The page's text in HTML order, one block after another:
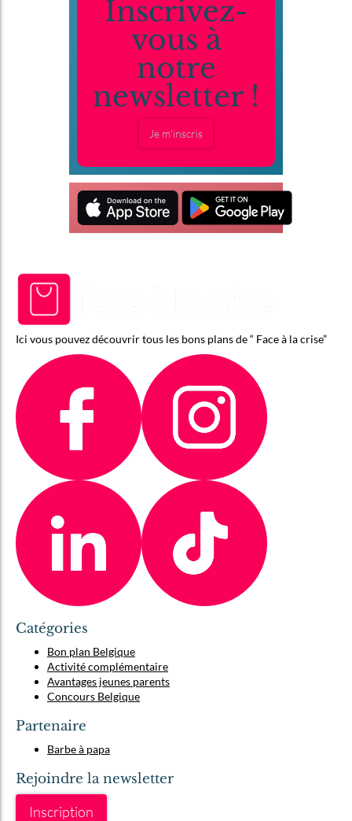
Inscrivez-
vous à
notre
newsletter !
Je m'inscris
Ici vous pouvez découvrir tous les bons plans de “ Face à la crise”
Catégories
Bon plan Belgique
Activité complémentaire
Avantages jeunes parents
Concours Belgique
Partenaire
Barbe à papa
Rejoindre la newsletter
Inscription